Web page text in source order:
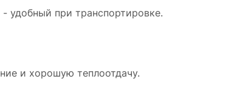
при транспортировке.
и хорошую теплоотдачу.